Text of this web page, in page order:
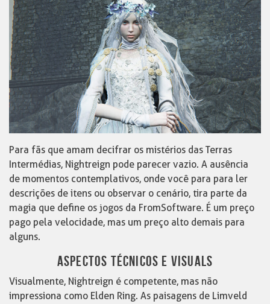
Para fãs que amam decifrar os mistérios das Terras
Intermédias, Nightreign pode parecer vazio. A ausência
de momentos contemplativos, onde você para para ler
descrições de itens ou observar o cenário, tira parte da
magia que define os jogos da FromSoftware. É um preço
pago pela velocidade, mas um preço alto demais para
alguns.
ASPECTOS TÉCNICOS E VISUALS
Visualmente, Nightreign é competente, mas não
impressiona como Elden Ring. As paisagens de Limveld